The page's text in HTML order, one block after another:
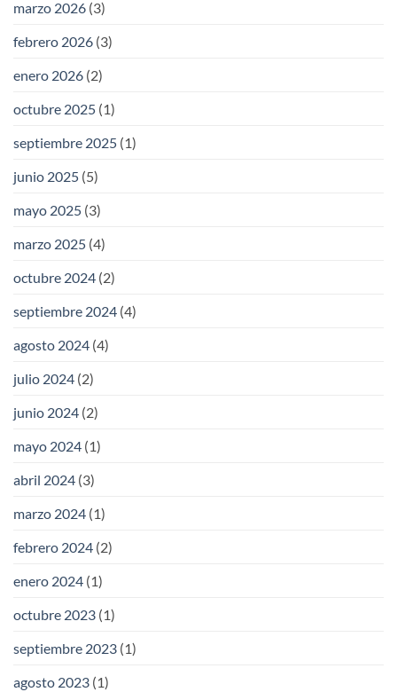
marzo 2026 (3)
febrero 2026 (3)
enero 2026 (2)
octubre 2025 (1)
septiembre 2025 (1)
junio 2025 (5)
mayo 2025 (3)
marzo 2025 (4)
octubre 2024 (2)
septiembre 2024 (4)
agosto 2024 (4)
julio 2024 (2)
junio 2024 (2)
mayo 2024 (1)
abril 2024 (3)
marzo 2024 (1)
febrero 2024 (2)
enero 2024 (1)
octubre 2023 (1)
septiembre 2023 (1)
agosto 2023 (1)